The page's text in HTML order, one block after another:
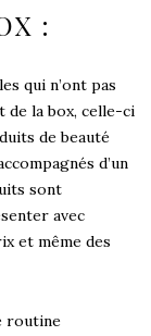
:
qui n’ont pas
de la box, celle-ci
de beauté
d’un
sont
avec
et même des
routine